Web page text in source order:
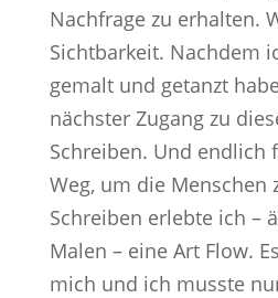
Nachfrage zu erhalten.
Sichtbarkeit. Nachdem
gemalt und getanzt
nächster Zugang zu
Schreiben. Und endlich
Weg, um die Menschen
Schreiben erlebte ich –
Malen – eine Art Flow.
mich und ich musste